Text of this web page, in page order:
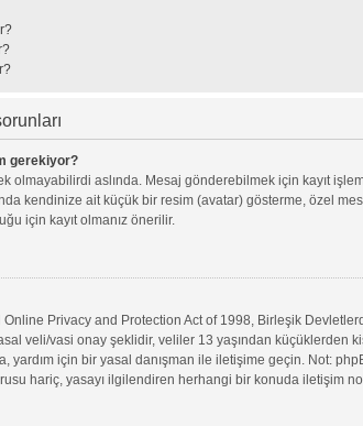
gerekiyor?
olmayabilirdi aslında. Mesaj gönderebilmek için kayıt
kendinize ait küçük bir resim (avatar) gösterme, özel
için kayıt olmanız önerilir.
Online Privacy and Protection Act of 1998, Birleşik
veli/vasi onay şeklidir, veliler 13 yaşından küçüklerden
yardım için bir yasal danışman ile iletişime geçin. Not:
hariç, yasayı ilgilendiren herhangi bir konuda iletişim